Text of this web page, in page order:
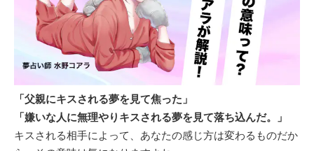
「父親にキスされる夢を見て焦った」
「嫌いな人に無理やりキスされる夢を見て落ち込んだ。」
キスされる相手によって、あなたの感じ方は変わるものだか